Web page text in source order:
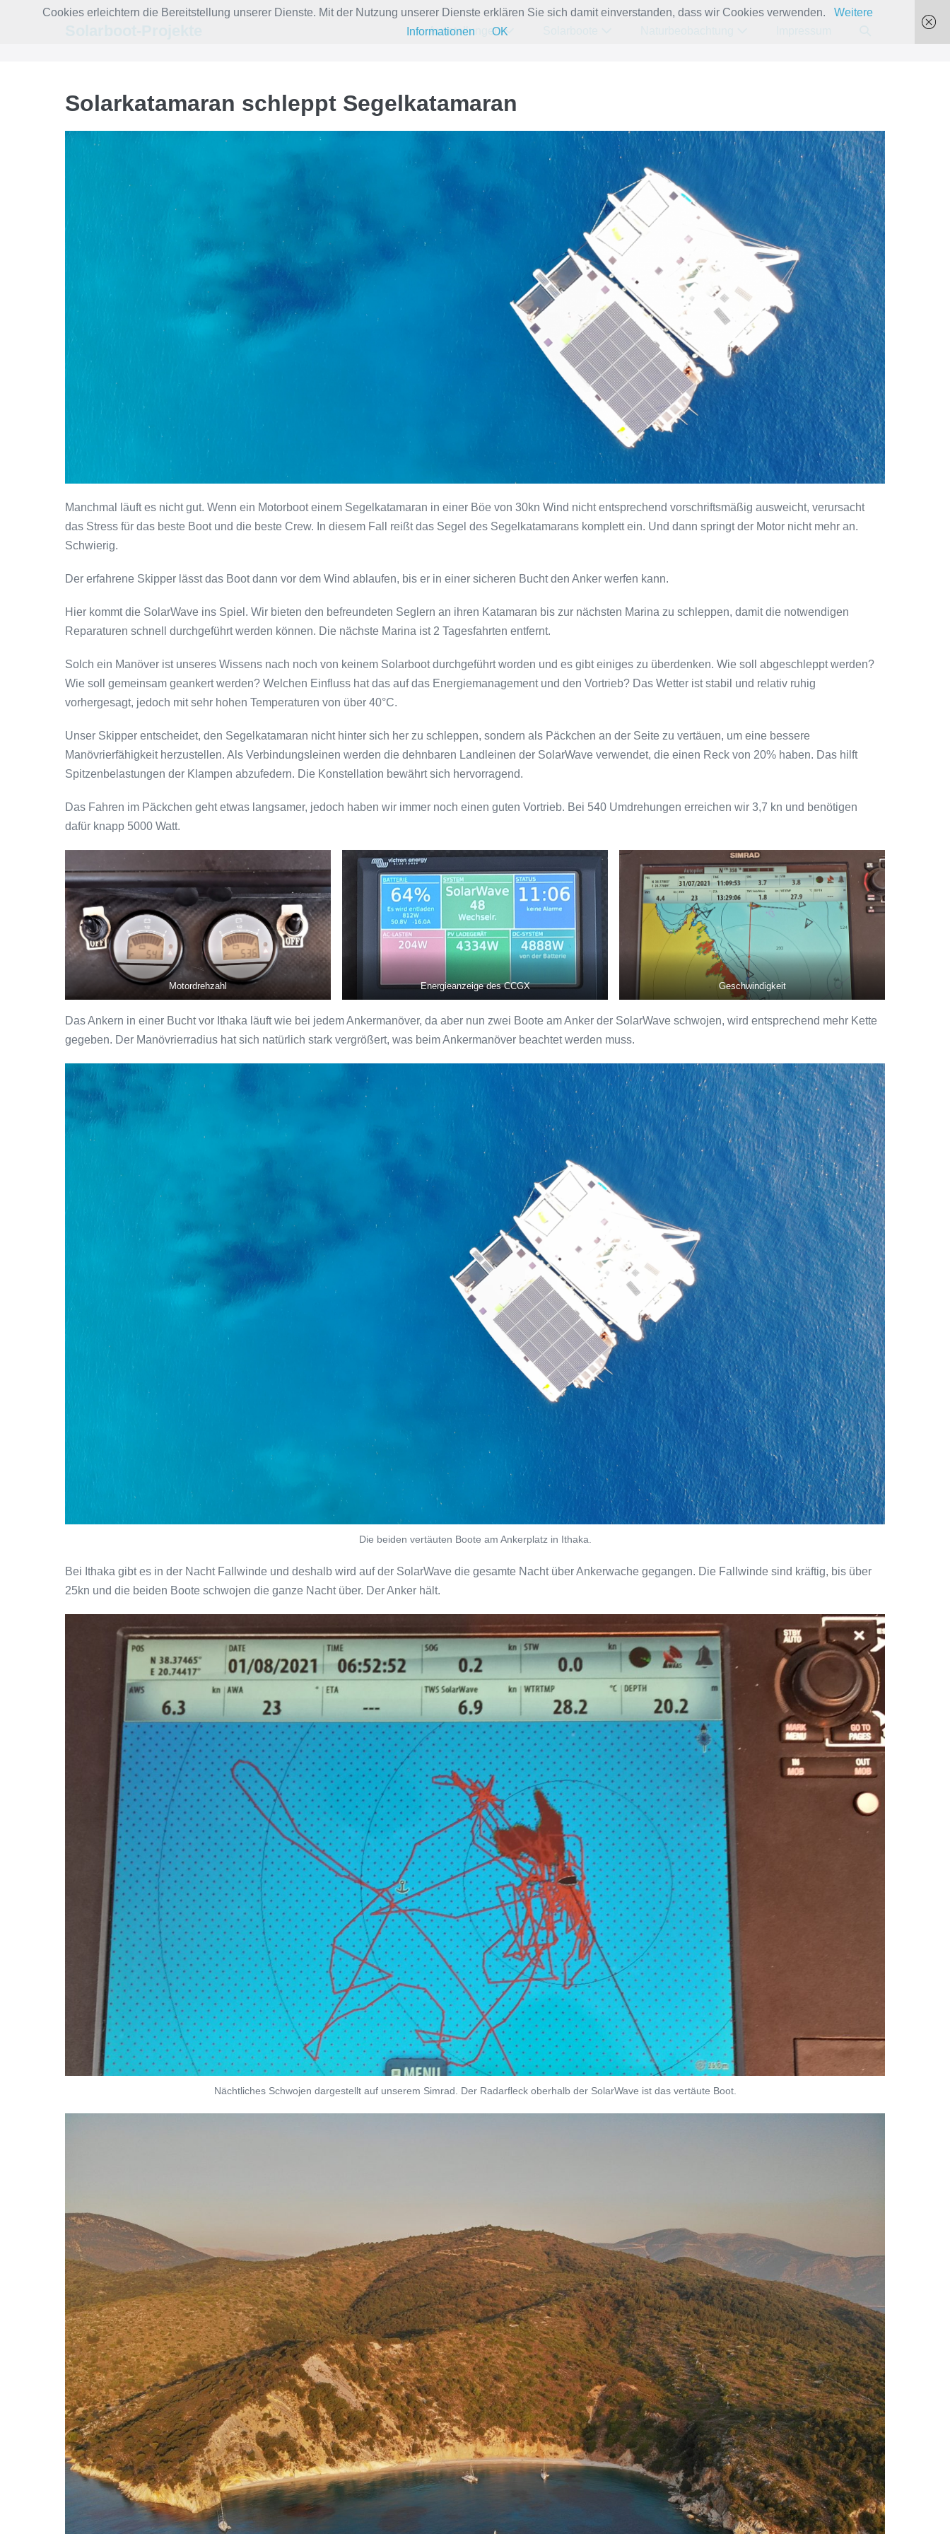
Ausstellungen
Solarkatamaran schleppt Segelkatamaran
Manchmal läuft es nicht gut. Wenn ein Motorboot einem Segelkatamaran in einer Böe von 30kn Wind nicht entsprechend vorschriftsmäßig ausweicht, verursacht
das Stress für das beste Boot und die beste Crew. In diesem Fall reißt das Segel des Segelkatamarans komplett ein. Und dann springt der Motor nicht mehr an.
Schwierig.
Der erfahrene Skipper lässt das Boot dann vor dem Wind ablaufen, bis er in einer sicheren Bucht den Anker werfen kann.
Hier kommt die SolarWave ins Spiel. Wir bieten den befreundeten Seglern an ihren Katamaran bis zur nächsten Marina zu schleppen, damit die notwendigen
Reparaturen schnell durchgeführt werden können. Die nächste Marina ist 2 Tagesfahrten entfernt.
Solch ein Manöver ist unseres Wissens nach noch von keinem Solarboot durchgeführt worden und es gibt einiges zu überdenken. Wie soll abgeschleppt werden?
Wie soll gemeinsam geankert werden? Welchen Einfluss hat das auf das Energiemanagement und den Vortrieb? Das Wetter ist stabil und relativ ruhig
vorhergesagt, jedoch mit sehr hohen Temperaturen von über 40°C.
Unser Skipper entscheidet, den Segelkatamaran nicht hinter sich her zu schleppen, sondern als Päckchen an der Seite zu vertäuen, um eine bessere
Manövrierfähigkeit herzustellen. Als Verbindungsleinen werden die dehnbaren Landleinen der SolarWave verwendet, die einen Reck von 20% haben. Das hilft
Spitzenbelastungen der Klampen abzufedern. Die Konstellation bewährt sich hervorragend.
Das Fahren im Päckchen geht etwas langsamer, jedoch haben wir immer noch einen guten Vortrieb. Bei 540 Umdrehungen erreichen wir 3,7 kn und benötigen
dafür knapp 5000 Watt.
Motordrehzahl Energieanzeige des CCGX Geschwindigkeit
Das Ankern in einer Bucht vor Ithaka läuft wie bei jedem Ankermanöver, da aber nun zwei Boote am Anker der SolarWave schwojen, wird entsprechend mehr Kette
gegeben. Der Manövrierradius hat sich natürlich stark vergrößert, was beim Ankermanöver beachtet werden muss.
Die beiden vertäuten Boote am Ankerplatz in Ithaka.
Bei Ithaka gibt es in der Nacht Fallwinde und deshalb wird auf der SolarWave die gesamte Nacht über Ankerwache gegangen. Die Fallwinde sind kräftig, bis über
25kn und die beiden Boote schwojen die ganze Nacht über. Der Anker hält.
Nächtliches Schwojen dargestellt auf unserem Simrad. Der Radarfleck oberhalb der SolarWave ist das vertäute Boot.
Cookies erleichtern die Bereitstellung unserer Dienste. Mit der Nutzung unserer Dienste erklären Sie sich damit einverstanden, dass wir Cookies verwenden.
Weitere
Informationen
OK